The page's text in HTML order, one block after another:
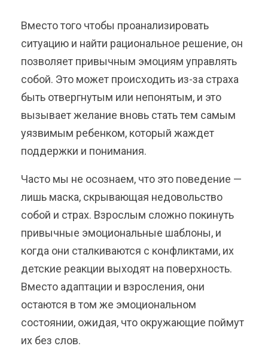
Вместо того чтобы проанализировать
ситуацию и найти рациональное решение, он
позволяет привычным эмоциям управлять
собой. Это может происходить из-за страха
быть отвергнутым или непонятым, и это
вызывает желание вновь стать тем самым
уязвимым ребенком, который жаждет
поддержки и понимания.
Часто мы не осознаем, что это поведение —
лишь маска, скрывающая недовольство
собой и страх. Взрослым сложно покинуть
привычные эмоциональные шаблоны, и
когда они сталкиваются с конфликтами, их
детские реакции выходят на поверхность.
Вместо адаптации и взросления, они
остаются в том же эмоциональном
состоянии, ожидая, что окружающие поймут
их без слов.